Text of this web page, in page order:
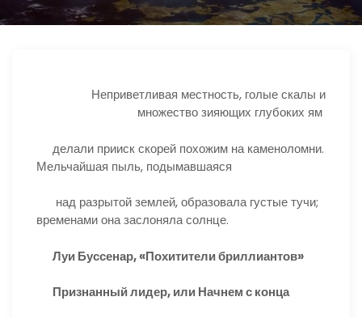
Неприветливая местность, голые скалы и
множество зияющих глубоких ям
делали прииск скорей похожим на каменоломни.
Мельчайшая пыль, подымавшаяся
над разрытой землей, образовала густые тучи;
временами она заслоняла солнце.
Луи Буссенар, «Похитители бриллиантов»
Признанный лидер, или Начнем с конца